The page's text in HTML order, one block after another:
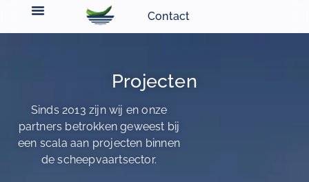
Contact
Projecten
Sinds 2013 zijn wij en onze
partners betrokken geweest bij
een scala aan projecten binnen
de scheepvaartsector.